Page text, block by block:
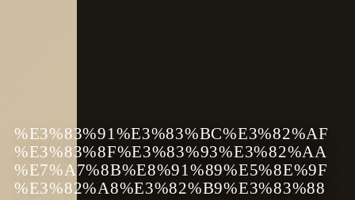
%E3%83%91%E3%83%BC%E3%82%AF
%E3%83%8F%E3%83%93%E3%82%AA
%E7%A7%8B%E8%91%89%E5%8E%9F
%E3%82%A8%E3%82%B9%E3%83%88